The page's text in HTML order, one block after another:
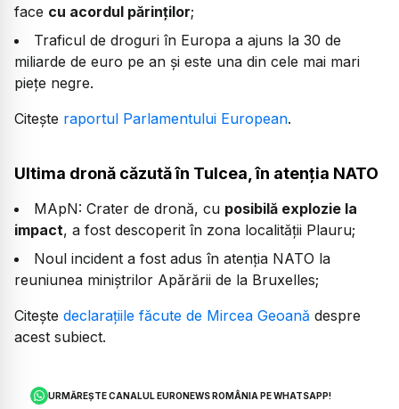
face cu acordul părinților;
Traficul de droguri în Europa a ajuns la 30 de
miliarde de euro pe an și este una din cele mai mari
piețe negre.
Citește raportul Parlamentului European.
Ultima dronă căzută în Tulcea, în atenția NATO
MApN: Crater de dronă, cu posibilă explozie la
impact, a fost descoperit în zona localităţii Plauru;
Noul incident a fost adus în atenţia NATO la
reuniunea miniştrilor Apărării de la Bruxelles;
Citește declarațiile făcute de Mircea Geoană despre
acest subiect.
URMĂREȘTE CANALUL EURONEWS ROMÂNIA PE WHATSAPP!